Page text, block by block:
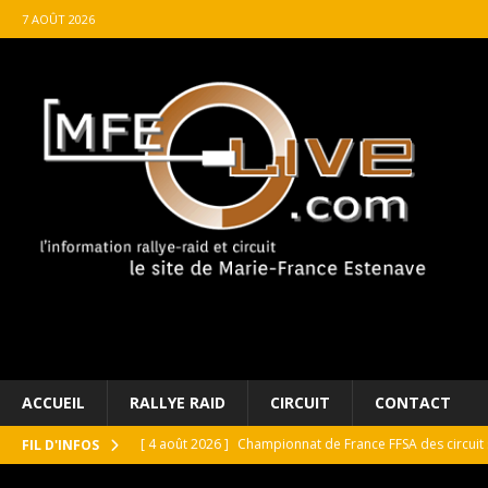
7 AOÛT 2026
ACCUEIL RALLYE RAID CIRCUIT CONTACT
FIL D'INFOS [ 4 août 2026 ] Championnat de France FFSA des